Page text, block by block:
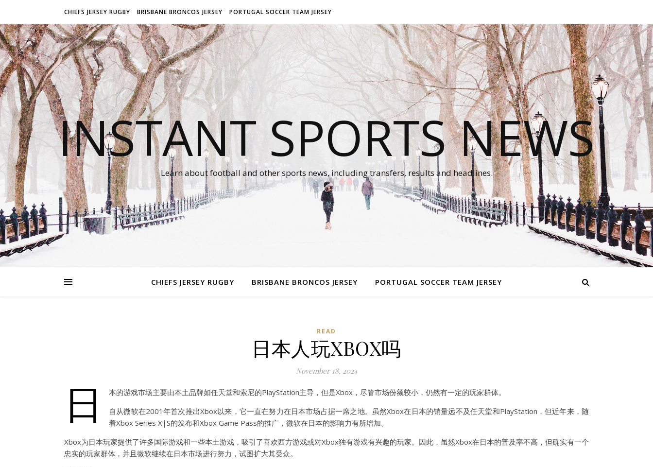
CHIEFS JERSEY RUGBY BRISBANE BRONCOS JERSEY PORTUGAL SOCCER TEAM JERSEY
INSTANT SPORTS NEWS
Learn about football and other sports news, including transfers, results and headlines.
CHIEFS JERSEY RUGBY BRISBANE BRONCOS JERSEY PORTUGAL SOCCER TEAM JERSEY
READ
日本人玩XBOX吗
November 18, 2024
日
本的游戏市场主要由本土品牌如任天堂和索尼的PlayStation主导，但是Xbox，尽管市场份额较小，仍然有一定的玩家群体。
自从微软在2001年首次推出Xbox以来，它一直在努力在日本市场占据一席之地。虽然Xbox在日本的销量远不及任天堂和PlayStation，但近年来，随
着Xbox Series X|S的发布和Xbox Game Pass的推广，微软在日本的影响力有所增加。
Xbox为日本玩家提供了许多国际游戏和一些本土游戏，吸引了喜欢西方游戏或对Xbox独有游戏有兴趣的玩家。因此，虽然Xbox在日本的普及率不高，但确实有一个
忠实的玩家群体，并且微软继续在日本市场进行努力，试图扩大其受众。